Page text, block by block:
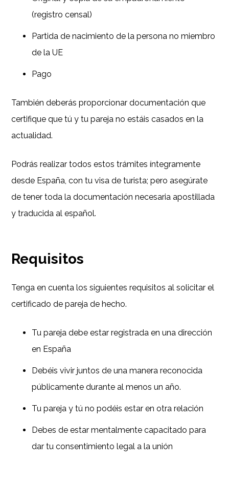
(registro censal)
Partida de nacimiento de la persona no miembro
de la UE
Pago
También deberás proporcionar documentación que
certifique que tú y tu pareja no estáis casados en la
actualidad.
Podrás realizar todos estos trámites íntegramente
desde España, con tu visa de turista; pero asegúrate
de tener toda la documentación necesaria apostillada
y traducida al español.
Requisitos
Tenga en cuenta los siguientes requisitos al solicitar el
certificado de pareja de hecho.
Tu pareja debe estar registrada en una dirección
en España
Debéis vivir juntos de una manera reconocida
públicamente durante al menos un año.
Tu pareja y tú no podéis estar en otra relación
Debes de estar mentalmente capacitado para
dar tu consentimiento legal a la unión